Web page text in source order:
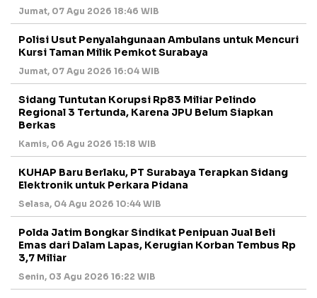
Jumat, 07 Agu 2026 18:46 WIB
Polisi Usut Penyalahgunaan Ambulans untuk Mencuri
Kursi Taman Milik Pemkot Surabaya
Jumat, 07 Agu 2026 16:04 WIB
Sidang Tuntutan Korupsi Rp83 Miliar Pelindo
Regional 3 Tertunda, Karena JPU Belum Siapkan
Berkas
Kamis, 06 Agu 2026 15:18 WIB
KUHAP Baru Berlaku, PT Surabaya Terapkan Sidang
Elektronik untuk Perkara Pidana
Selasa, 04 Agu 2026 10:44 WIB
Polda Jatim Bongkar Sindikat Penipuan Jual Beli
Emas dari Dalam Lapas, Kerugian Korban Tembus Rp
3,7 Miliar
Senin, 03 Agu 2026 16:22 WIB